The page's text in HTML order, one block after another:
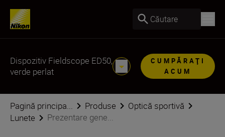
Căutare
Dispozitiv Fieldscope ED50,
verde perlat
CUMPĂRAŢI
ACUM
Pagină principa... Produse
Optică sportivă
Lunete
Prezentare gene...